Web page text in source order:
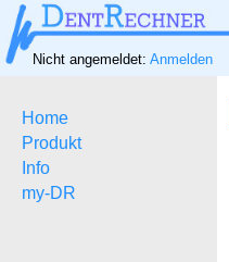
Nicht angemeldet: Anmelden
Home
Produkt
Info
my-DR